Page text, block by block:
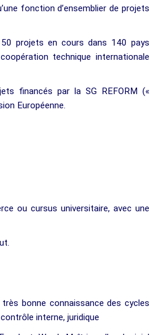
fonction d’ensemblier de projets
projets en cours dans 140 pays
technique internationale
financés par la SG REFORM («
Européenne.
ou cursus universitaire, avec une
bonne connaissance des cycles
interne, juridique